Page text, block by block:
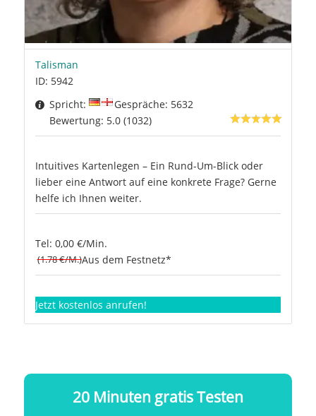
Talisman
ID: 5942
Spricht:
Gespräche: 5632
Bewertung: 5.0 (1032)
Intuitives Kartenlegen – Ein Rund-Um-Blick oder
lieber eine Antwort auf eine konkrete Frage? Gerne
helfe ich Ihnen weiter.
Tel: 0,00 €/Min.
(1.78 €/M.)Aus dem Festnetz*
Jetzt kostenlos anrufen!
20 Minuten gratis Testen